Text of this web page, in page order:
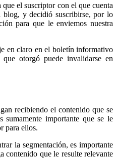
el suscriptor con el que cuenta
y decidió suscribirse, por lo
para que le enviemos nuestra
en claro en el boletín informativo
otorgó puede invalidarse en
recibiendo el contenido que se
importante que se le
para ellos.
la segmentación, es importante
contenido que le resulte relevante